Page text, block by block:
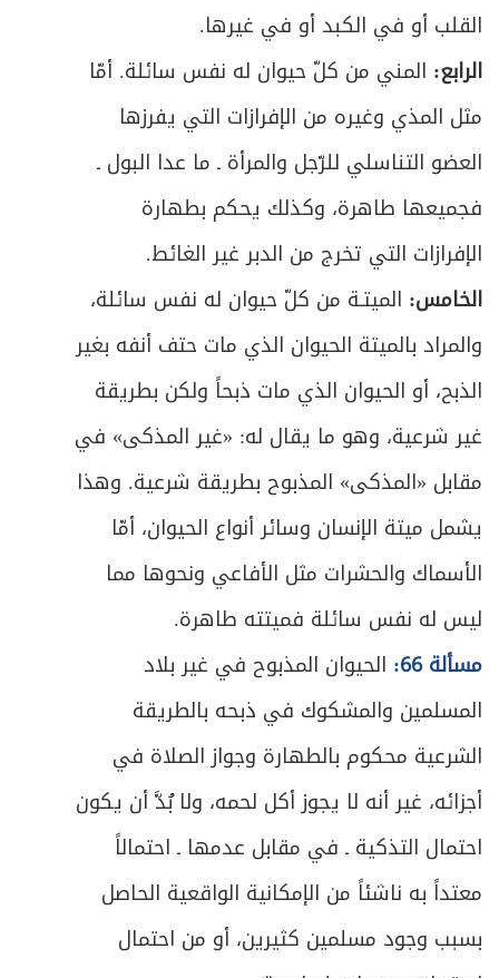
القلب أو في الكبد أو في غيرها.
الرابع: المني من كلّ حيوان له نفس سائلة. أمّا
مثل المذي وغيره من الإفرازات التي يفرزها
العضو التناسلي للرّجل والمرأة ـ ما عدا البول ـ
فجميعها طاهرة، وكذلك يحكم بطهارة
الإفرازات التي تخرج من الدبر غير الغائط.
الخامس: الميتـة من كلّ حيوان له نفس سائلة،
والمراد بالميتة الحيوان الذي مات حتف أنفه بغير
الذبح، أو الحيوان الذي مات ذبحاً ولكن بطريقة
غير شرعية، وهو ما يقال له: «غير المذكى» في
مقابل «المذكى» المذبوح بطريقة شرعية. وهذا
يشمل ميتة الإنسان وسائر أنواع الحيوان، أمّا
الأسماك والحشرات مثل الأفاعي ونحوها مما
ليس له نفس سائلة فميتته طاهرة.
مسألة 66:
الحيوان المذبوح في غير بلاد
المسلمين والمشكوك في ذبحه بالطريقة
الشرعية محكوم بالطهارة وجواز الصلاة في
أجزائه، غير أنه لا يجوز أكل لحمه، ولا بُدَّ أن يكون
احتمال التذكية ـ في مقابل عدمها ـ احتمالاً
معتداً به ناشئاً من الإمكانية الواقعية الحاصل
بسبب وجود مسلمين كثيرين، أو من احتمال
279 المبحث الأول ـ النية
ص283 المبحث الثاني ـ تكبيرة الإحرام
284 المبحث الثالث ـ القراءة والذكر
ص
295 المبحث الرابع ـ الركوع
ص
299 المبحث الخامس ـ السجود
311 المبحث السادس ـ التشهد والتسليم
ص
317 الفصل الثالث: الخلل الواقع في الصلاة
ص320 المبحث الأول : منافيات الصلاة
324 المبحث الثاني ـ الزيادة والنقصان
ص
333 المبحث الثالث ـ في الشك
ص
349
ص
351 القصر والتمام
ص
352 الوَطن وأقسامه
355 المبحث الأول ـ في ما يتحقّق به السفر
360 المبحث الثاني ـ في ما ينقطع به السفر
ص
367 المبحث الثالث ـ من يستثنى من حكم القصر